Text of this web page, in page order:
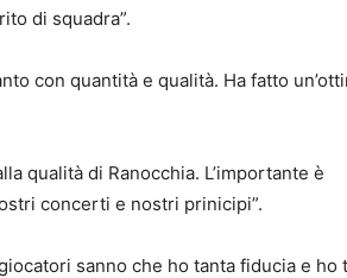
di squadra”.
con quantità e qualità. Ha fatto
qualità di Ranocchia. L’importante è
concerti e nostri prinicipi”.
sanno che ho tanta fiducia e ho